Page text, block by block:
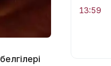
13:59